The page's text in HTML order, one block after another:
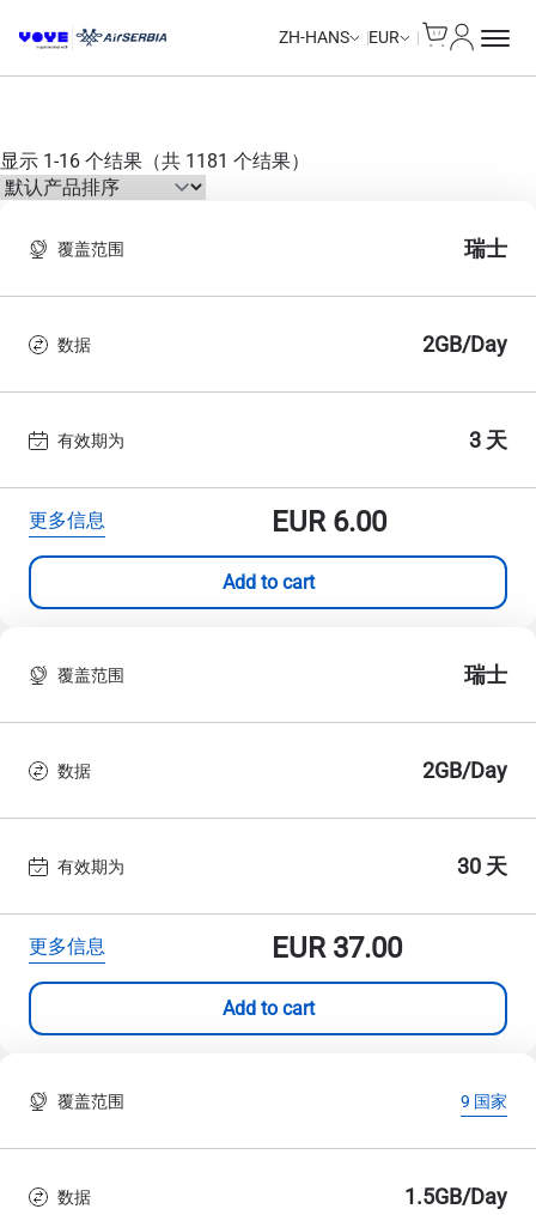
ZH-HANS EUR
显示 1-16 个结果（共 1181 个结果）
覆盖范围 瑞士
数据 2GB/Day
有效期为 3 天
更多信息 EUR6.00
Add to cart
覆盖范围 瑞士
数据 2GB/Day
有效期为 30 天
更多信息 EUR37.00
Add to cart
覆盖范围 9 国家
数据 1.5GB/Day